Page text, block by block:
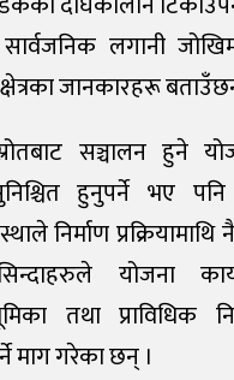
लगानी
जानकारहरू
सञ्चालन हुने
हुनुपर्ने भए
निर्माण प्रक्रियामाथि
योजना
तथा प्राविधिक
माग गरेका छन् ।